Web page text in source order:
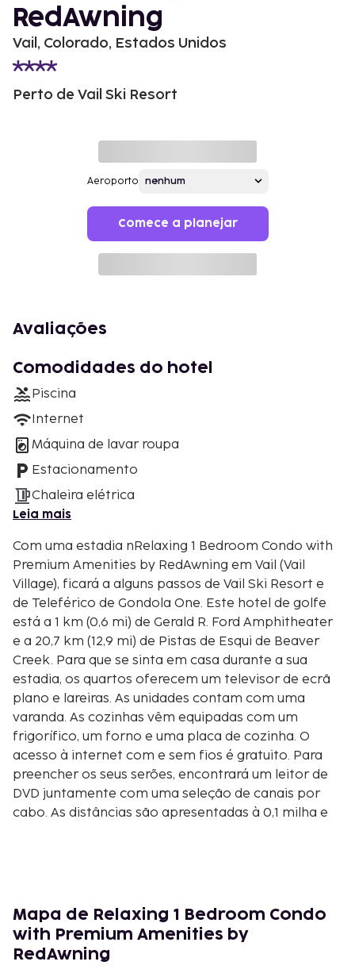
RedAwning
Vail, Colorado, Estados Unidos
Perto de Vail Ski Resort
Aeroporto
Comece a planejar
Avaliações
Comodidades do hotel
Piscina
Internet
Máquina de lavar roupa
Estacionamento
Chaleira elétrica
Leia mais
Com uma estadia nRelaxing 1 Bedroom Condo with
Premium Amenities by RedAwning em Vail (Vail
Village), ficará a alguns passos de Vail Ski Resort e
de Teleférico de Gondola One. Este hotel de golfe
está a 1 km (0,6 mi) de Gerald R. Ford Amphitheater
e a 20,7 km (12,9 mi) de Pistas de Esqui de Beaver
Creek. Para que se sinta em casa durante a sua
estadia, os quartos oferecem um televisor de ecrã
plano e lareiras. As unidades contam com uma
varanda. As cozinhas vêm equipadas com um
frigorífico, um forno e uma placa de cozinha. O
acesso à internet com e sem fios é gratuito. Para
preencher os seus serões, encontrará um leitor de
DVD juntamente com uma seleção de canais por
cabo. As distâncias são apresentadas à 0,1 milha e
0,4 km/0,2 mi
Vail Farmers' Market - 0,4 km/0,2 mi
Betty Ford Alpine Gardens - 0,5 km/0,3 mi
Mapa de Relaxing 1 Bedroom Condo
with Premium Amenities by
RedAwning